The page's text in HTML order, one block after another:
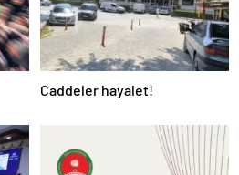
Caddeler hayalet!